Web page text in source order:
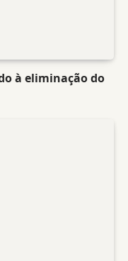
à eliminação do